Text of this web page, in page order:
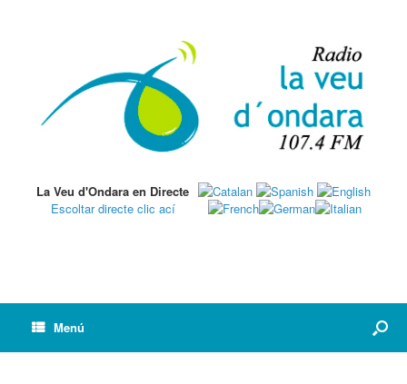
La Veu d'Ondara en Directe
Escoltar directe clic ací
Menú